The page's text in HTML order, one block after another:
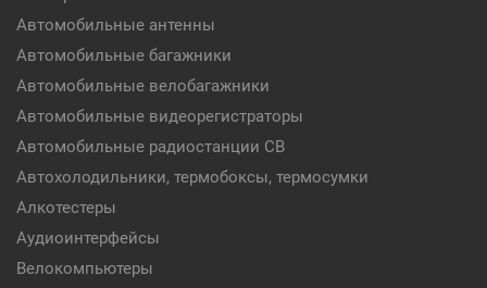
Автомобильные антенны
Автомобильные багажники
Автомобильные велобагажники
Автомобильные видеорегистраторы
Автомобильные радиостанции CB
Автохолодильники, термобоксы, термосумки
Алкотестеры
Аудиоинтерфейсы
Велокомпьютеры